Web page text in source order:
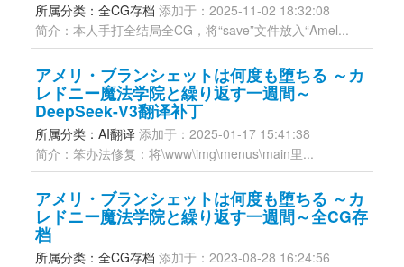
所属分类：全CG存档 添加于：2025-11-02 18:32:08
简介：本人手打全结局全CG，将“save”文件放入“Amel...
アメリ・ブランシェットは何度も堕ちる ～カ
レドニー魔法学院と繰り返す一週間～
DeepSeek-V3翻译补丁
所属分类：AI翻译 添加于：2025-01-17 15:41:38
简介：笨办法修复：将\www\img\menus\main里...
アメリ・ブランシェットは何度も堕ちる ～カ
レドニー魔法学院と繰り返す一週間～全CG存
档
所属分类：全CG存档 添加于：2023-08-28 16:24:56